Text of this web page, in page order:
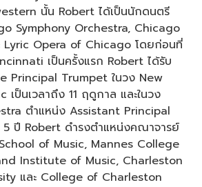
นั้น Robert ได้เป็นนักดนตรี
Symphony Orchestra, Chicago
Lyric Opera of Chicago โดยก่อนที่
เป็นครั้งแรก Robert ได้รับ
Principal Trumpet ในวง New
เป็นเวลาถึง 11 ฤดูกาล และในวง
ตำแหน่ง Assistant Principal
5 ปี Robert ดำรงตำแหน่งคณาจารย์
of Music, Mannes College
Institute of Music, Charleston
และ College of Charleston